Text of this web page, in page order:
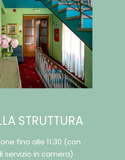
STRUTTURA
fino alle 11:30 (con
servizio in camera)